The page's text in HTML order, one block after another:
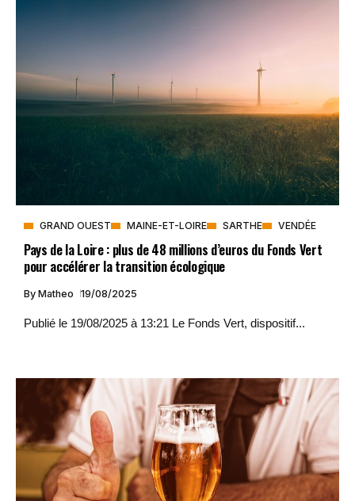
GRAND OUEST MAINE-ET-LOIRE SARTHE VENDÉE
Pays de la Loire : plus de 48 millions d’euros du Fonds Vert
pour accélérer la transition écologique
By Matheo 19/08/2025
Publié le 19/08/2025 à 13:21 Le Fonds Vert, dispositif...